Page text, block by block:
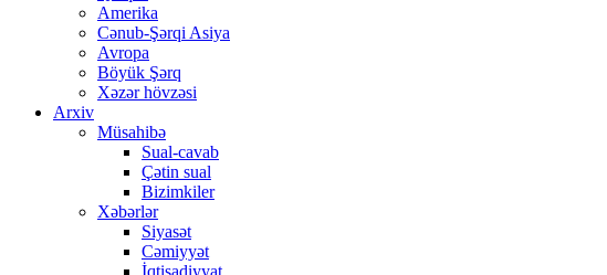
Amerika
Cənub-Şərqi Asiya
Avropa
Böyük Şərq
Xəzər hövzəsi
Arxiv
Müsahibə
Sual-cavab
Çətin sual
Bizimkiler
Xəbərlər
Siyasət
Cəmiyyət
İqtisadiyyat